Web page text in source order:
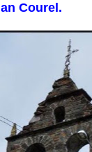
Courel.